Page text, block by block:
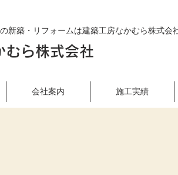
新築・リフォームは建築工房なかむら株式会
むら株式会社
会社案内 施工実績